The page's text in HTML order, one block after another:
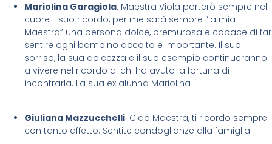
Mariolina Garagiola: Maestra Viola porterò sempre nel
cuore il suo ricordo, per me sarà sempre “la mia
Maestra” una persona dolce, premurosa e capace di far
sentire ogni bambino accolto e importante. Il suo
sorriso, la sua dolcezza e il suo esempio continueranno
a vivere nel ricordo di chi ha avuto la fortuna di
incontrarla. La sua ex alunna Mariolina
Giuliana Mazzucchelli: Ciao Maestra, ti ricordo sempre
con tanto affetto. Sentite condoglianze alla famiglia